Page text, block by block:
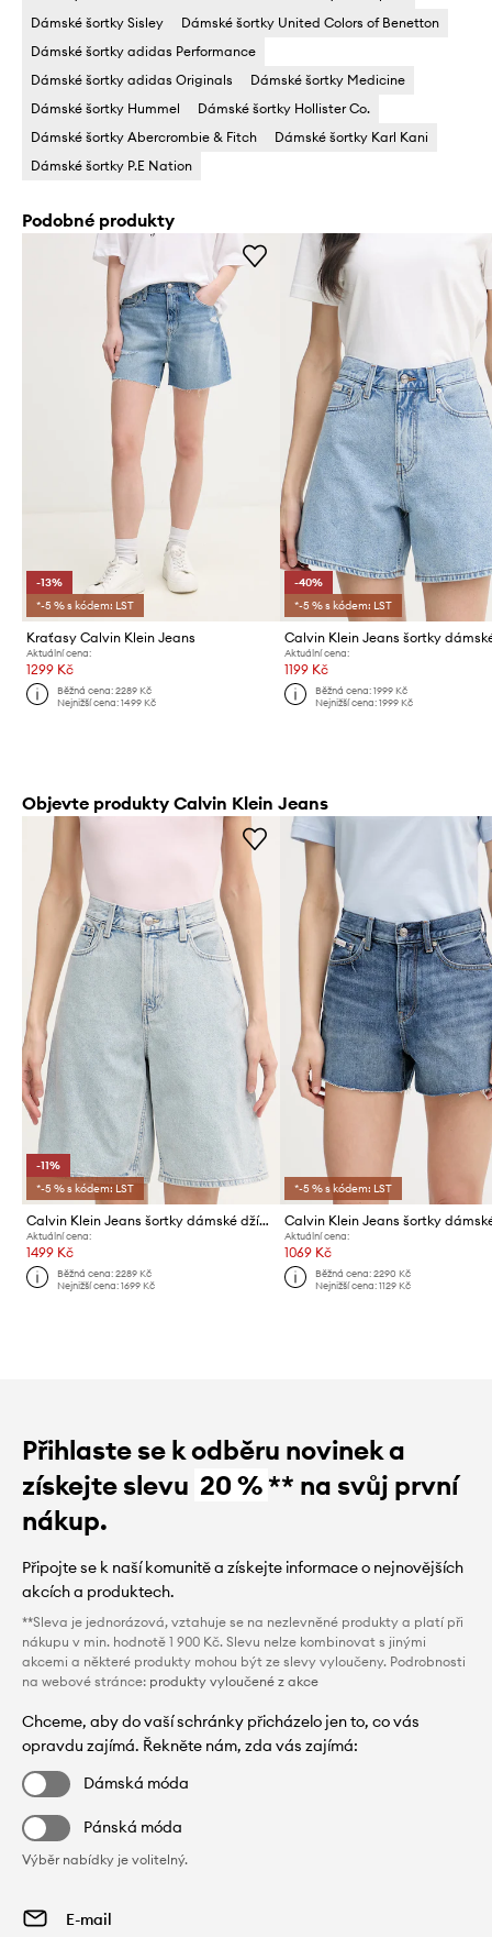
Dámské šortky Sisley
Dámské šortky United Colors of Benetton
Dámské šortky adidas Performance
Dámské šortky adidas Originals
Dámské šortky Medicine
Dámské šortky Hummel
Dámské šortky Hollister Co.
Dámské šortky Abercrombie & Fitch
Dámské šortky Karl Kani
Dámské šortky P.E Nation
Podobné produkty
-13%
*-5 % s kódem: LST
Kraťasy Calvin Klein Jeans
Aktuální cena:
1299 Kč
Běžná cena:2289 Kč
Nejnižší cena:1499 Kč
-40%
*-5 % s kódem: LST
Aktuální cena:
1199 Kč
Běžná cena: 1999 Kč
Nejnižší cena: 1999 Kč
Objevte produkty Calvin Klein Jeans
-11%
*-5 % s kódem: LST
Calvin Klein Jeans šortky dámské džínové
Aktuální cena:
1499 Kč
Běžná cena:2289 Kč
Nejnižší cena:1699 Kč
*-5 % s kódem: LST
Aktuální cena:
1069 Kč
Běžná cena: 2290 Kč
Nejnižší cena: 1129 Kč
Přihlaste se k odběru novinek a
získejte slevu 20 %** na svůj první
nákup.
Připojte se k naší komunitě a získejte informace o nejnovějších
akcích a produktech.
**Sleva je jednorázová, vztahuje se na nezlevněné produkty a platí při
nákupu v min. hodnotě 1 900 Kč. Slevu nelze kombinovat s jinými
akcemi a některé produkty mohou být ze slevy vyloučeny. Podrobnosti
na webové stránce: produkty vyloučené z akce
Chceme, aby do vaší schránky přicházelo jen to, co vás
opravdu zajímá. Řekněte nám, zda vás zajímá:
Dámská móda
Pánská móda
Výběr nabídky je volitelný.